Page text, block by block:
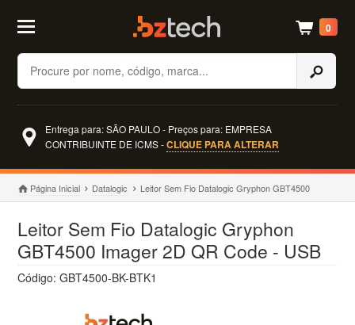
Buscar
0
Entrega para: SÃO PAULO - Preços para: EMPRESA
CONTRIBUINTE DE ICMS -CLIQUE PARA ALTERAR
Página Inicial Datalogic Leitor Sem Fio Datalogic Gryphon GBT4500
Leitor Sem Fio Datalogic Gryphon
GBT4500 Imager 2D QR Code - USB
Código: GBT4500-BK-BTK1